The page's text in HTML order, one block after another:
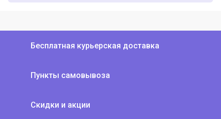
Бесплатная курьерская доставка
Пункты самовывоза
Скидки и акции